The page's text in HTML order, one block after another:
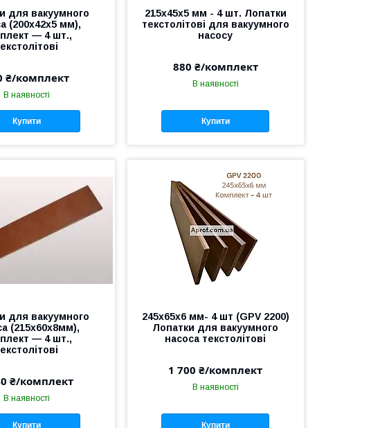
для вакуумного
(200х42х5 мм),
— 4 шт.,
₴/комплект
В наявності
Купити
215х45х5 мм - 4 шт. Лопатки
текстолітові для вакуумного
насосу
880 ₴/комплект
В наявності
Купити
для вакуумного
(215х60х8мм),
— 4 шт.,
₴/комплект
В наявності
Купити
245х65х6 мм- 4 шт (GPV 2200)
Лопатки для вакуумного
насоса текстолітові
1 700 ₴/комплект
В наявності
Купити